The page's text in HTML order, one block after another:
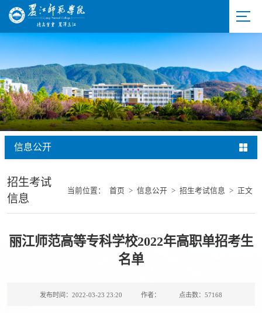
信息公开
招生考试
信息
当前位置： 首页 > 信息公开 > 招生考试信息 > 正文
丽江师范高等专科学校2022年高职单招考生
名单
发布时间：2022-03-23 23:20 作者： 点击数： 57168